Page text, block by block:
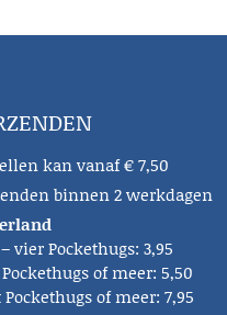
kan vanaf € 7,50
binnen 2 werkdagen
vier Pockethugs: 3,95
of meer: 5,50
Pockethugs of meer: 7,95